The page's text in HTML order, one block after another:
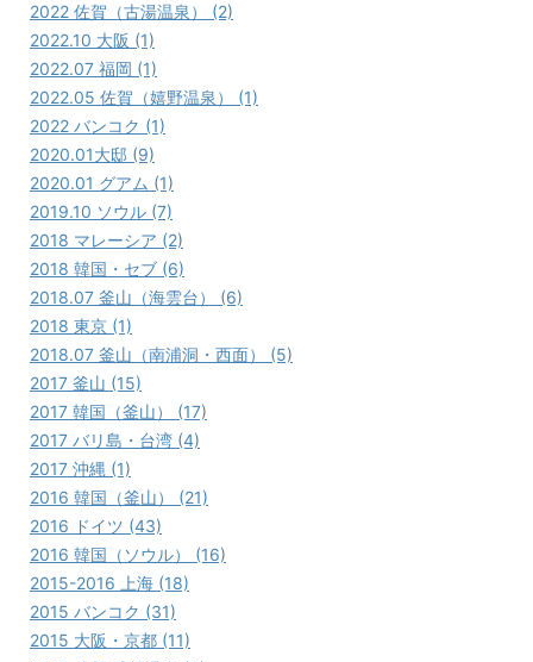
2022 佐賀（古湯温泉） (2)
2022.10 大阪 (1)
2022.07 福岡 (1)
2022.05 佐賀（嬉野温泉） (1)
2022 バンコク (1)
2020.01大邸 (9)
2020.01 グアム (1)
2019.10 ソウル (7)
2018 マレーシア (2)
2018 韓国・セブ (6)
2018.07 釜山（海雲台） (6)
2018 東京 (1)
2018.07 釜山（南浦洞・西面） (5)
2017 釜山 (15)
2017 韓国（釜山） (17)
2017 バリ島・台湾 (4)
2017 沖縄 (1)
2016 韓国（釜山） (21)
2016 ドイツ (43)
2016 韓国（ソウル） (16)
2015-2016 上海 (18)
2015 バンコク (31)
2015 大阪・京都 (11)